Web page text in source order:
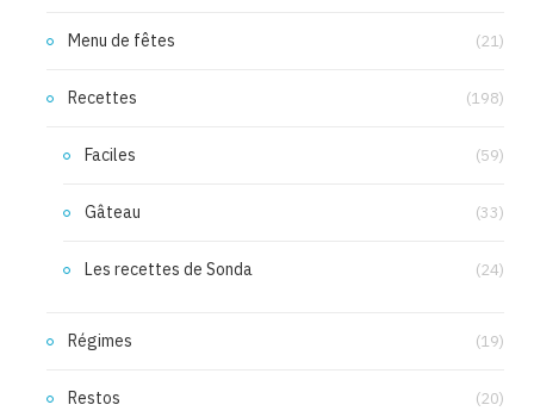
Menu de fêtes (21)
Recettes (198)
Faciles (59)
Gâteau (33)
Les recettes de Sonda (24)
Régimes (19)
Restos (20)